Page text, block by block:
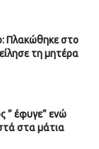
Πλακώθηκε στο
τη μητέρα
” έφυγε” ενώ
στα μάτια